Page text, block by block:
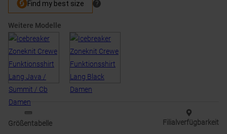
Weitere Modelle
Größentabelle Filialverfügbarkeit